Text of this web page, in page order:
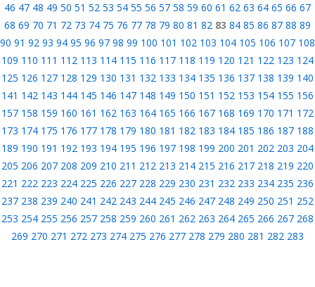
46 47 48 49 50 51 52 53 54 55 56 57 58 59 60 61 62 63 64 65 66 67
68 69 70 71 72 73 74 75 76 77 78 79 80 81 82 83 84 85 86 87 88 89
90 91 92 93 94 95 96 97 98 99 100 101 102 103 104 105 106 107 108
109 110 111 112 113 114 115 116 117 118 119 120 121 122 123 124
125 126 127 128 129 130 131 132 133 134 135 136 137 138 139 140
141 142 143 144 145 146 147 148 149 150 151 152 153 154 155 156
157 158 159 160 161 162 163 164 165 166 167 168 169 170 171 172
173 174 175 176 177 178 179 180 181 182 183 184 185 186 187 188
189 190 191 192 193 194 195 196 197 198 199 200 201 202 203 204
205 206 207 208 209 210 211 212 213 214 215 216 217 218 219 220
221 222 223 224 225 226 227 228 229 230 231 232 233 234 235 236
237 238 239 240 241 242 243 244 245 246 247 248 249 250 251 252
253 254 255 256 257 258 259 260 261 262 263 264 265 266 267 268
269 270 271 272 273 274 275 276 277 278 279 280 281 282 283